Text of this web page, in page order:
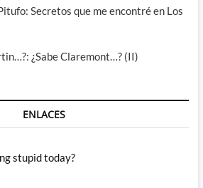
Secretos que me encontré en Los
¿Sabe Claremont…? (II)
ENLACES
stupid today?